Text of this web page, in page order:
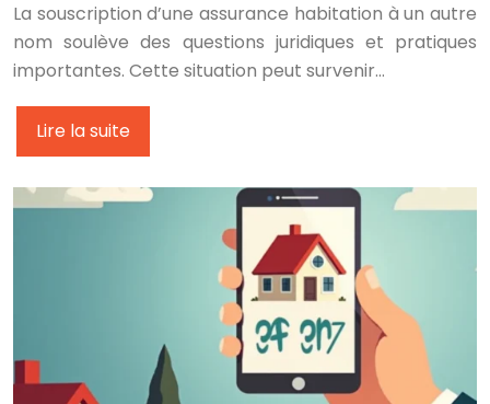
La souscription d’une assurance habitation à un autre
nom soulève des questions juridiques et pratiques
importantes. Cette situation peut survenir…
Lire la suite